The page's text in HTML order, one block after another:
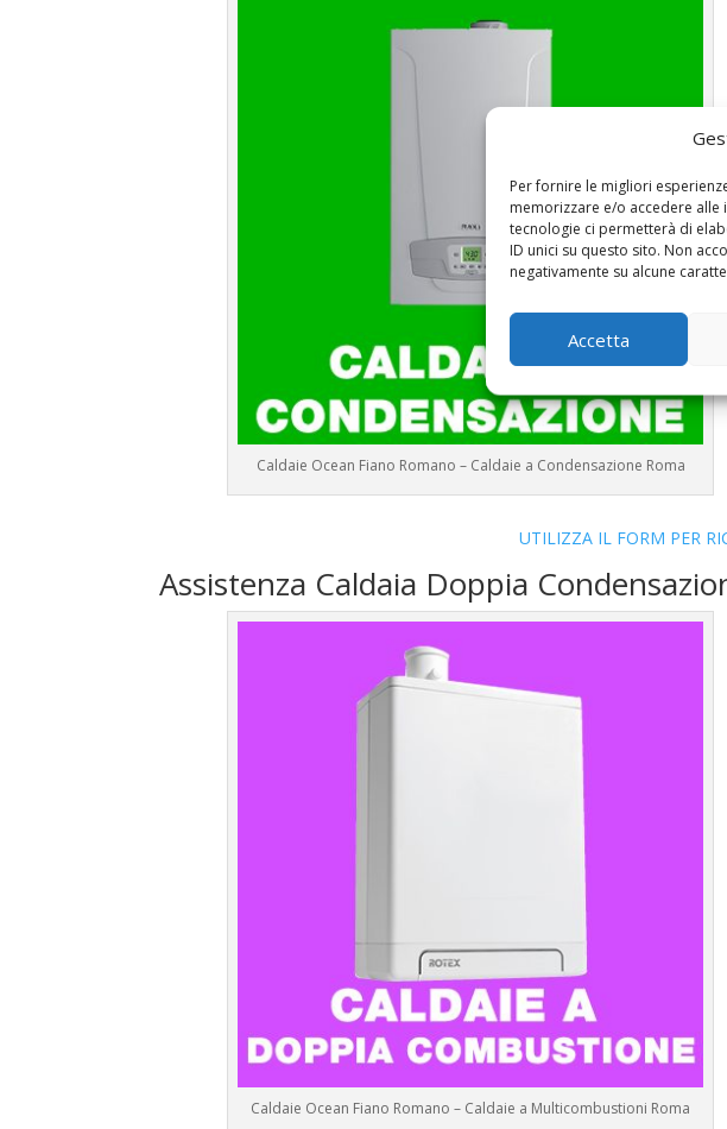
Per fornire le migliori
memorizzare e/o accedere
tecnologie ci permetterà di
ID unici su questo sito. Non
negativamente su alcune
Accetta
Caldaie Ocean Fiano Romano – Caldaie a Condensazione Roma
UTILIZZA IL FORM PER
Assistenza Caldaia Doppia
Caldaie Ocean Fiano Romano – Caldaie a Multicombustioni Roma